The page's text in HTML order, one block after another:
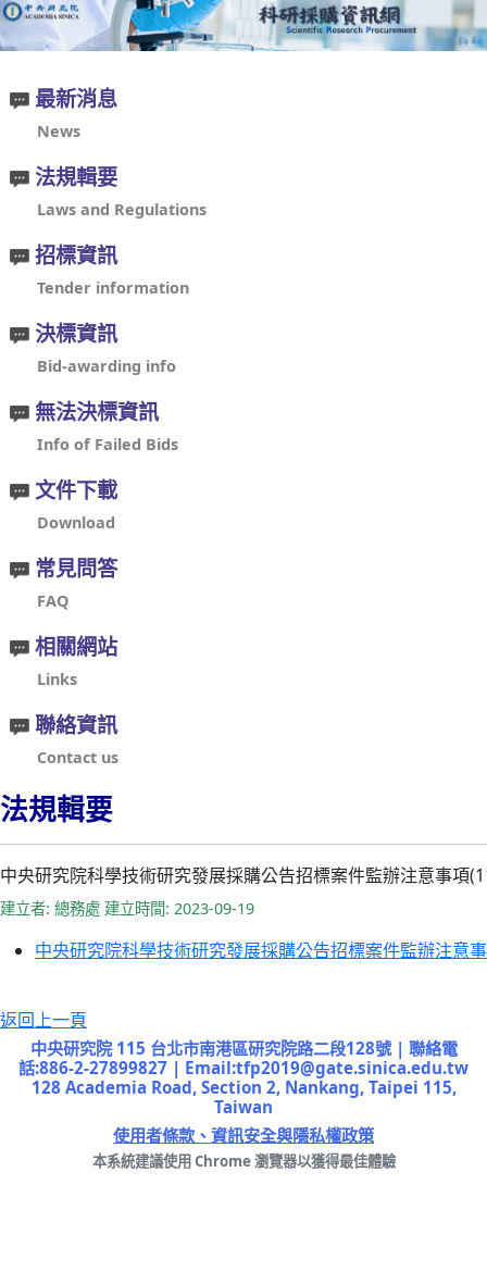
最新消息
News
法規輯要
Laws and Regulations
招標資訊
Tender information
決標資訊
Bid-awarding info
無法決標資訊
Info of Failed Bids
文件下載
Download
常見問答
FAQ
相關網站
Links
聯絡資訊
Contact us
法規輯要
中央研究院科學技術研究發展採購公告招標案件監辦注意事項
建立者: 總務處 建立時間: 2023-09-19
中央研究院科學技術研究發展採購公告招標案件監辦注意
返回上一頁
中央研究院 115 台北市南港區研究院路二段128號 | 聯絡電
話:886-2-27899827 | Email:tfp2019@gate.sinica.edu.tw
128 Academia Road, Section 2, Nankang, Taipei 115,
Taiwan
使用者條款、資訊安全與隱私權政策
本系統建議使用 Chrome 瀏覽器以獲得最佳體驗